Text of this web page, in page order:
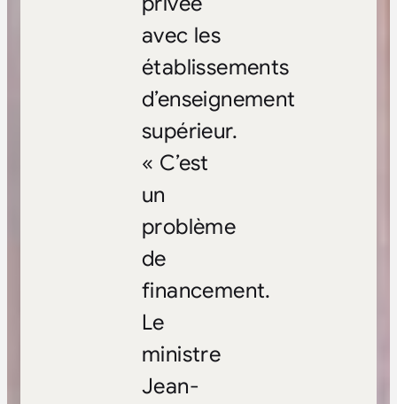
avec les
établissements
d’enseignement
supérieur.
« C’est
un
problème
de
financement.
Le
ministre
Jean-